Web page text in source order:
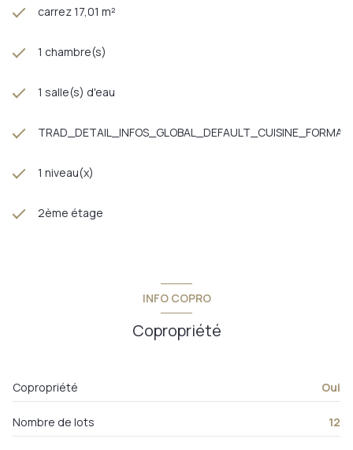
carrez 17,01 m²
1 chambre(s)
1 salle(s) d'eau
1 niveau(x)
2ème étage
INFO COPRO
Copropriété
Copropriété Oui
Nombre de lots 12